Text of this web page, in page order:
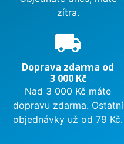
zítra.
local_shipping
Doprava zdarma od
3 000 Kč
Nad 3 000 Kč máte
dopravu zdarma. Ostatní
objednávky už od 79 Kč.